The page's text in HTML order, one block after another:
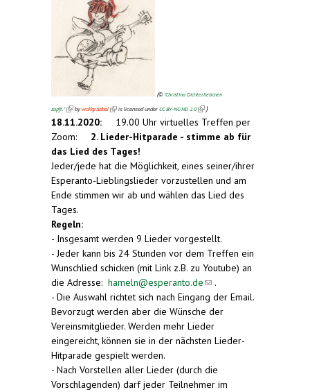
(© "Christina Dichterliebchen
zupft."
(link is external)
bywolfgraebel is licensed under CC BY-NC-ND 2.0
(link is external)
)
18.11.2020: 19.00 Uhr virtuelles Treffen per
Zoom: 2. Lieder-Hitparade - stimme ab für
das Lied des Tages!
Jeder/jede hat die Möglichkeit, eines seiner/ihrer
Esperanto-Lieblingslieder vorzustellen und am
Ende stimmen wir ab und wählen das Lied des
Tages.
Regeln:
- Insgesamt werden 9 Lieder vorgestellt.
- Jeder kann bis 24 Stunden vor dem Treffen ein
Wunschlied schicken (mit Link z.B. zu Youtube) an
die Adresse: hameln@esperanto.de(link sends e-
mail)
.
- Die Auswahl richtet sich nach Eingang der Email.
Bevorzugt werden aber die Wünsche der
Vereinsmitglieder. Werden mehr Lieder
eingereicht, können sie in der nächsten Lieder-
Hitparade gespielt werden.
- Nach Vorstellen aller Lieder (durch die
Vorschlagenden) darf jeder Teilnehmer im